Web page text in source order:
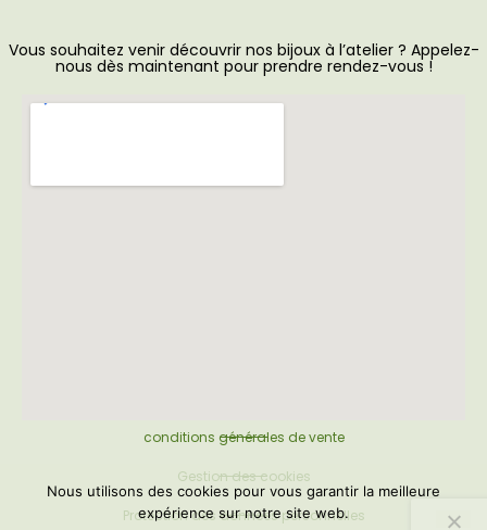
Vous souhaitez venir découvrir nos bijoux à l’atelier ? Appelez-
nous dès maintenant pour prendre rendez-vous !
conditions générales de vente
Gestion des cookies
Protection des données personnelles
Nous utilisons des cookies pour vous garantir la meilleure
expérience sur notre site web.